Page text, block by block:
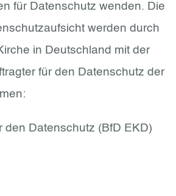
für Datenschutz wenden. Die
werden durch
in Deutschland mit der
für den Datenschutz der
den Datenschutz (BfD EKD)